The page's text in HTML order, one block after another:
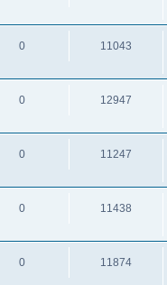
0 11043
0 12947
0 11247
0 11438
0 11874